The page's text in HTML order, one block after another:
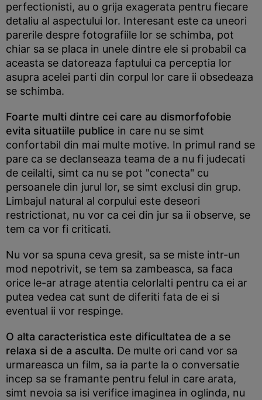
perfectionisti, au o grija exagerata pentru fiecare
detaliu al aspectului lor. Interesant este ca uneori
parerile despre fotografiile lor se schimba, pot
chiar sa se placa in unele dintre ele si probabil ca
aceasta se datoreaza faptului ca perceptia lor
asupra acelei parti din corpul lor care ii obsedeaza
se schimba.
Foarte multi dintre cei care au dismorfofobie
evita situatiile publice in care nu se simt
confortabil din mai multe motive. In primul rand se
pare ca se declanseaza teama de a nu fi judecati
de ceilalti, simt ca nu se pot "conecta" cu
persoanele din jurul lor, se simt exclusi din grup.
Limbajul natural al corpului este deseori
restrictionat, nu vor ca cei din jur sa ii observe, se
tem ca vor fi criticati.
Nu vor sa spuna ceva gresit, sa se miste intr-un
mod nepotrivit, se tem sa zambeasca, sa faca
orice le-ar atrage atentia celorlalti pentru ca ei ar
putea vedea cat sunt de diferiti fata de ei si
eventual ii vor respinge.
O alta caracteristica este dificultatea de a se
relaxa si de a asculta. De multe ori cand vor sa
urmareasca un film, sa ia parte la o conversatie
incep sa se framante pentru felul in care arata,
simt nevoia sa isi verifice imaginea in oglinda, nu